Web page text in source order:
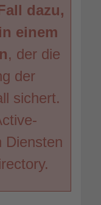
dazu,
einem
, der die
der
sichert.
Diensten